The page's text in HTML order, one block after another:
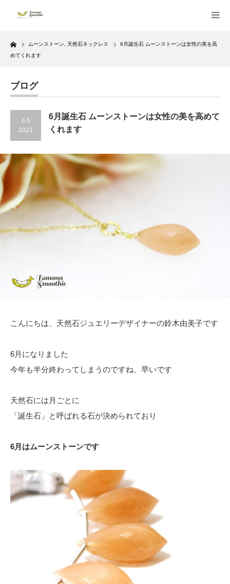
Home ムーンストーン 天然石ネックレス
6月誕生石 ムーンストーンは女性の美を高
めてくれます
ブログ
6.5
2021
6月誕生石 ムーンストーンは女性の美を高めて
くれます
こんにちは、天然石ジュエリーデザイナーの鈴木由美子です
6月になりました
今年も半分終わってしまうのですね、早いです
天然石には月ごとに
「誕生石」と呼ばれる石が決められており
6月はムーンストーンです